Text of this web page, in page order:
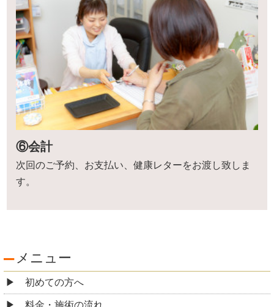
⑥会計
次回のご予約、お支払い、健康レターをお渡し致しま
す。
メニュー
初めての方へ
料金・施術の流れ